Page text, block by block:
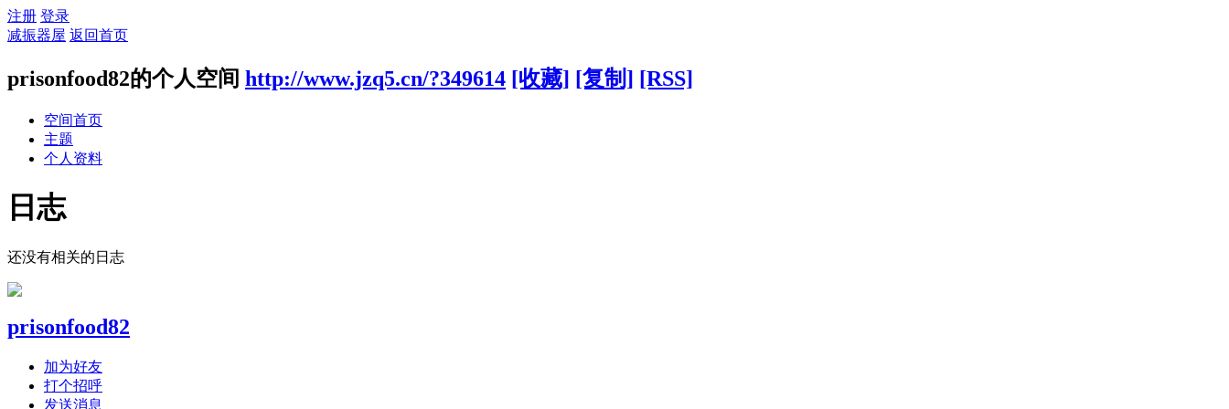
注册 登录
减振器屋 返回首页
prisonfood82的个人空间 http://www.jzq5.cn/?349614 [收藏] [复制] [RSS]
空间首页
主题
个人资料
日志
还没有相关的日志
prisonfood82
加为好友
打个招呼
发送消息